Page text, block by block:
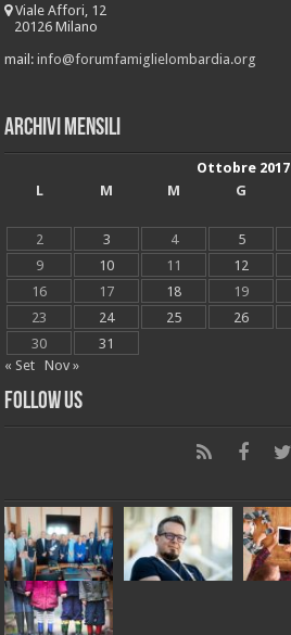
Viale Affori, 12
20126 Milano
mail:info@forumfamiglielombardia.org
Archivi mensili
Ottobre 2017
L
M M G
2
3 4 5
9
10 11 12
16
17 18 19
23
24 25 26
30
31
« Set
Nov »
Follow Us